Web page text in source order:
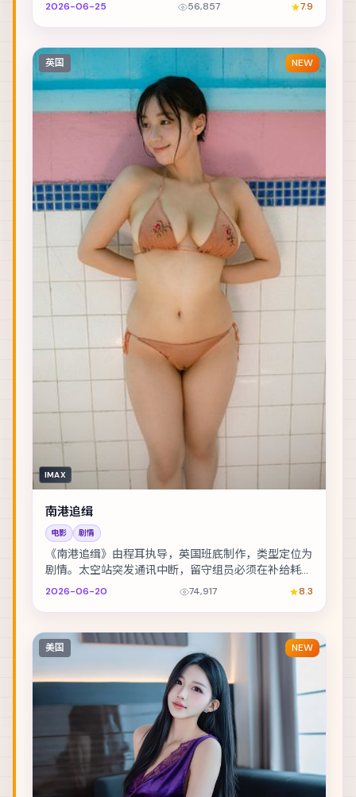
2026-06-25 56,857 7.9
英国 NEW
IMAX
南港追缉
电影 剧情
《南港追缉》由程耳执导，英国班底制作，类型定位为
剧情。太空站突发通讯中断，留守组员必须在补给耗尽
前自救。主演包括章子怡、绫野刚、古天乐 等，表演...
2026-06-20 74,917 8.3
美国 NEW